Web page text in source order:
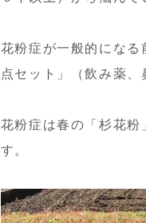
花粉症が一般的になる
点セット」（飲み薬、
花粉症は春の「杉花
す。